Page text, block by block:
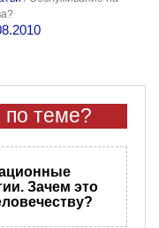
по теме?
Зачем это